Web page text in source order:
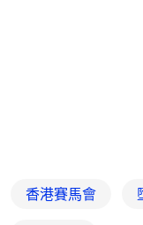
香港賽馬會